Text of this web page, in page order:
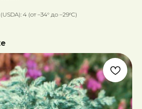
4 (от –34° до –29°C)